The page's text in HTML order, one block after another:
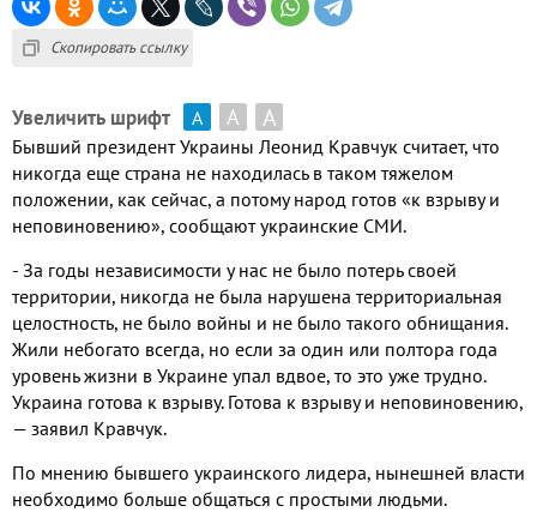
Скопировать ссылку
Увеличить шрифт А А А
Бывший президент Украины Леонид Кравчук считает, что
никогда еще страна не находилась в таком тяжелом
положении, как сейчас, а потому народ готов «к взрыву и
неповиновению», сообщают украинские СМИ.
- За годы независимости у нас не было потерь своей
территории, никогда не была нарушена территориальная
целостность, не было войны и не было такого обнищания.
Жили небогато всегда, но если за один или полтора года
уровень жизни в Украине упал вдвое, то это уже трудно.
Украина готова к взрыву. Готова к взрыву и неповиновению,
— заявил Кравчук.
По мнению бывшего украинского лидера, нынешней власти
необходимо больше общаться с простыми людьми.